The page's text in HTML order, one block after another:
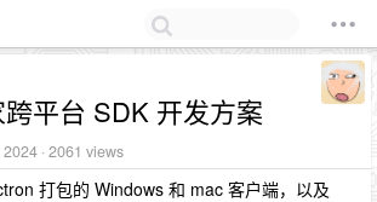
平台 SDK 开发方案
· 2061 views
打包的 Windows 和 mac 客户端，以及